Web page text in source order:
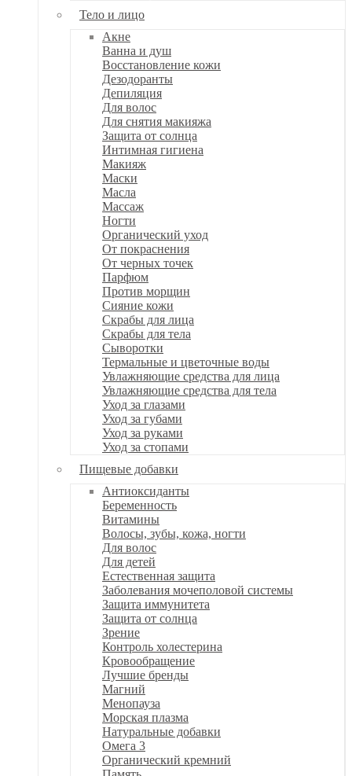
Тело и лицо
Акне
Ванна и душ
Восстановление кожи
Дезодоранты
Депиляция
Для волос
Для снятия макияжа
Защита от солнца
Интимная гигиена
Макияж
Маски
Масла
Массаж
Ногти
Органический уход
От покраснения
От черных точек
Парфюм
Против морщин
Сияние кожи
Скрабы для лица
Скрабы для тела
Сыворотки
Термальные и цветочные воды
Увлажняющие средства для лица
Увлажняющие средства для тела
Уход за глазами
Уход за губами
Уход за руками
Уход за стопами
Пищевые добавки
Антиоксиданты
Беременность
Витамины
Волосы, зубы, кожа, ногти
Для волос
Для детей
Естественная защита
Заболевания мочеполовой системы
Защита иммунитета
Защита от солнца
Зрение
Контроль холестерина
Кровообращение
Лучшие бренды
Магний
Менопауза
Морская плазма
Натуральные добавки
Омега 3
Органический кремний